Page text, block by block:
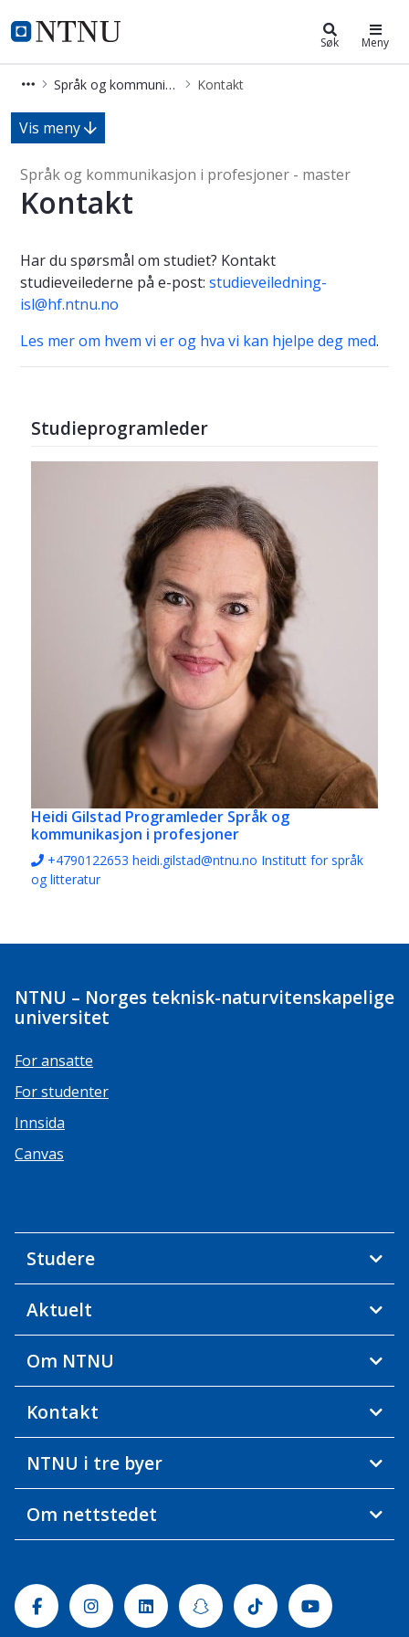
NTNU Hjemmeside
Språk og kommunikasjon i Søk Meny
Språk og kommunikasjon i profesjoner - master Kontakt
Kontakt - Språk og
Vis meny
Språk og kommunikasjon i profesjoner - master
Kontakt
Har du spørsmål om studiet? Kontakt
studieveilederne på e-post: studieveiledning-
isl@hf.ntnu.no
Les mer om hvem vi er og hva vi kan hjelpe deg med.
Studieprogramleder
Heidi Gilstad Programleder Språk og
kommunikasjon i profesjoner
+4790122653 heidi.gilstad@ntnu.no Institutt for språk
og litteratur
NTNU – Norges teknisk-naturvitenskapelige
universitet
For ansatte
For studenter
Innsida
Canvas
Studere
Aktuelt
Om NTNU
Kontakt
NTNU i tre byer
Om nettstedet
FacebookInstagramLinkedinSnapchatTiktok Youtube